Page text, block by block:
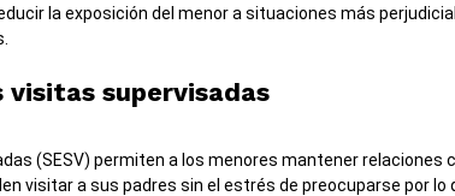
la exposición del menor a situaciones más
visitas supervisadas
(SESV) permiten a los menores mantener relaciones
visitar a sus padres sin el estrés de preocuparse por lo